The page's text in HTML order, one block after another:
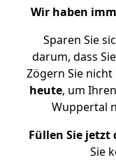
Wir haben
Sparen Sie
darum, dass
Zögern Sie nicht
heute, um
Wuppertal
Füllen Sie jetzt
Sie